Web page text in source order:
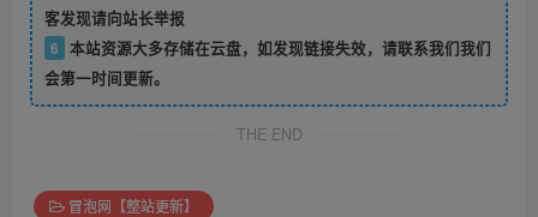
客发现请向站长举报
6 本站资源大多存储在云盘，如发现链接失效，请联系我们我们
会第一时间更新。
THE END
冒泡网【整站更新】